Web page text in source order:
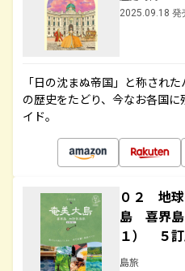
2025.09.18 発
「日の沈まぬ帝国」と称され
の歴史をたどり、今なお各国
イド。
０２ 地
島 喜界
１） ５
島旅